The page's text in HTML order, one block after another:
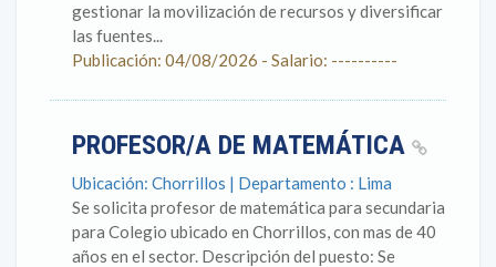
gestionar la movilización de recursos y diversificar
las fuentes...
Publicación: 04/08/2026 - Salario: ----------
PROFESOR/A DE MATEMÁTICA
Ubicación: Chorrillos | Departamento : Lima
Se solicita profesor de matemática para secundaria
para Colegio ubicado en Chorrillos, con mas de 40
años en el sector. Descripción del puesto: Se